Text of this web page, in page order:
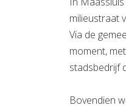
milieustraat
Via de
moment,
stadsbedrijf
Bovendien